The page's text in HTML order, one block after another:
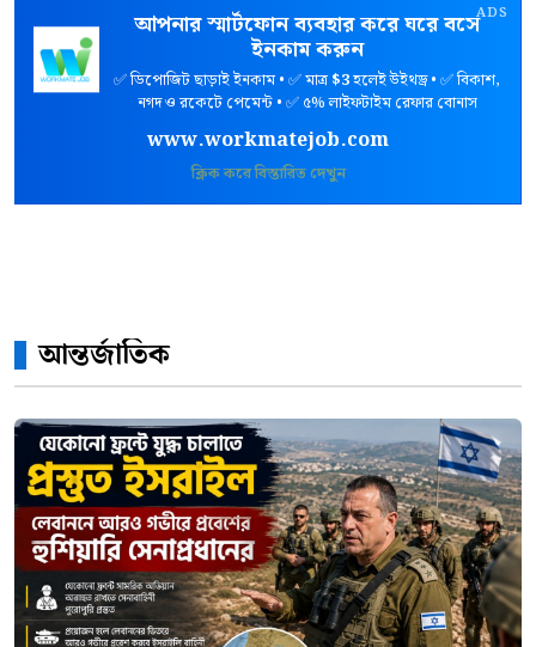
ADS
আপনার স্মার্টফোন ব্যবহার করে ঘরে বসে
ইনকাম করুন
✅ ডিপোজিট ছাড়াই ইনকাম • ✅ মাত্র$3হলেই উইথড্র • ✅ বিকাশ,
নগদ ও রকেটে পেমেন্ট • ✅ ৫% লাইফটাইম রেফার বোনাস
www.workmatejob.com
ক্লিক করে বিস্তারিত দেখুন
আন্তর্জাতিক